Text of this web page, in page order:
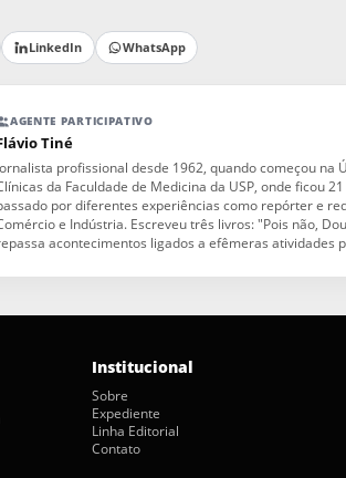
LinkedIn WhatsApp
AGENTE PARTICIPATIVO
Tiné
profissional desde 1962, quando começou
da Faculdade de Medicina da USP, onde ficou
por diferentes experiências como repórter e
e Indústria. Escreveu três livros: "Pois não,
acontecimentos ligados a efêmeras atividades
Institucional
Sobre
Expediente
Linha Editorial
Contato